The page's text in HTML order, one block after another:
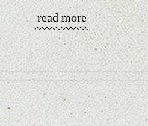
ストレートにしたりクセ
毛を活かしたり、気分で
楽しめるのもいいです
カラーはグレージュやブ
ルージュ等もおすすめで
すが、
90's後半から2000's前半に
多く見られたいわゆる茶
ナチュラルなベージュカ
ラーで全体にツヤと透明
感をプラスして
質感も綺麗に見せやす
く。
コンパクトなフォルムが
全体のバランスを良く見
せてくれる効果もあり、
いろんなシーンに雰囲気
をだしやすくスタイリン
グも簡単で良いので朝の
そんなショートカット。
read more